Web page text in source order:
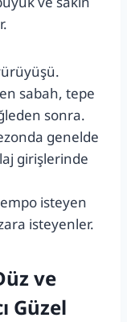
sabah, tepe
sonra.
genelde
girişlerinde
isteyen
isteyenler.
ve
Güzel